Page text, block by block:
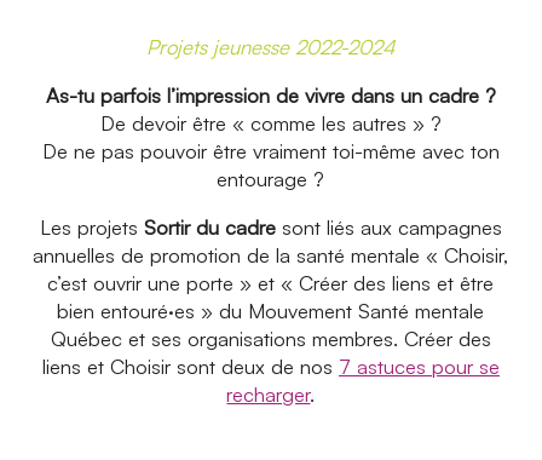
Qui sommes-nous?
Nous joindre
Actualités
Ambassadeurs
Boutique
Espace médias
Espace municipalités
Projets jeunesse 2022-2024
As-tu parfois l’impression de vivre dans un cadre ?
De devoir être « comme les autres » ?
De ne pas pouvoir être vraiment toi-même avec ton
entourage ?
Les projets Sortir du cadresont liés aux campagnes
annuelles de promotion de la santé mentale « Choisir,
c’est ouvrir une porte » et « Créer des liens et être
bien entouré·es » du Mouvement Santé mentale
Québec et ses organisations membres. Créer des
liens et Choisir sont deux de nos 7 astuces pour se
recharger.